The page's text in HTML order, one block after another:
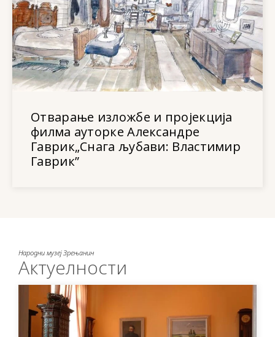
Отварање изложбе и пројекција
филма ауторке Александре
Гаврик„Снага љубави: Властимир
Гаврик”
Народни музеј Зрењанин
Актуелности